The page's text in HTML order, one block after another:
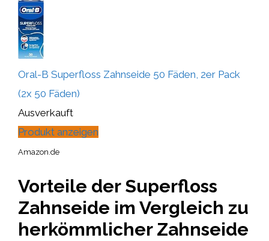
Oral-B Superfloss Zahnseide 50 Fäden, 2er Pack
(2x 50 Fäden)
Ausverkauft
Produkt anzeigen
Amazon.de
Vorteile der Superfloss
Zahnseide im Vergleich zu
herkömmlicher Zahnseide